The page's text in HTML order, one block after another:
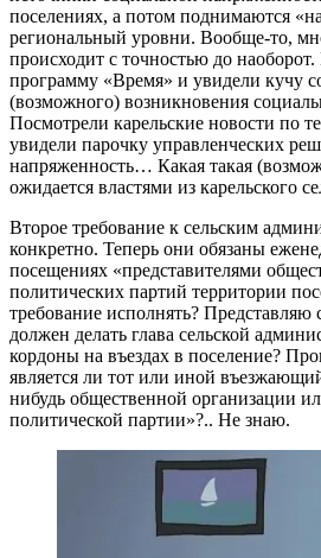
поселениях, а потом поднимаются
региональный уровни. Вообще-то,
происходит с точностью до
программу «Время» и увидели кучу
(возможного) возникновения
Посмотрели карельские новости по
увидели парочку управленческих
напряженность… Какая такая
ожидается властями из карельского
Второе требование к сельским
конкретно. Теперь они обязаны
посещениях «представителями
политических партий территории
требование исполнять? Представляю
должен делать глава сельской
кордоны на въездах в поселение?
является ли тот или иной
нибудь общественной организации
политической партии»?.. Не знаю.